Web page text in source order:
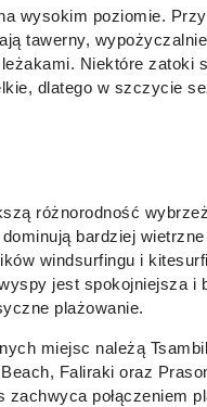
wysokim poziomie.
tawerny,
Niektóre zatoki
dlatego w szczycie
różnorodność
bardziej
windsurfingu i
jest spokojniejsza i
plażowanie.
miejsc należą
Faliraki oraz
zachwyca połączeniem